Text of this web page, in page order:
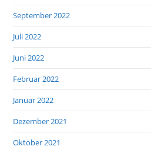
September 2022
Juli 2022
Juni 2022
Februar 2022
Januar 2022
Dezember 2021
Oktober 2021